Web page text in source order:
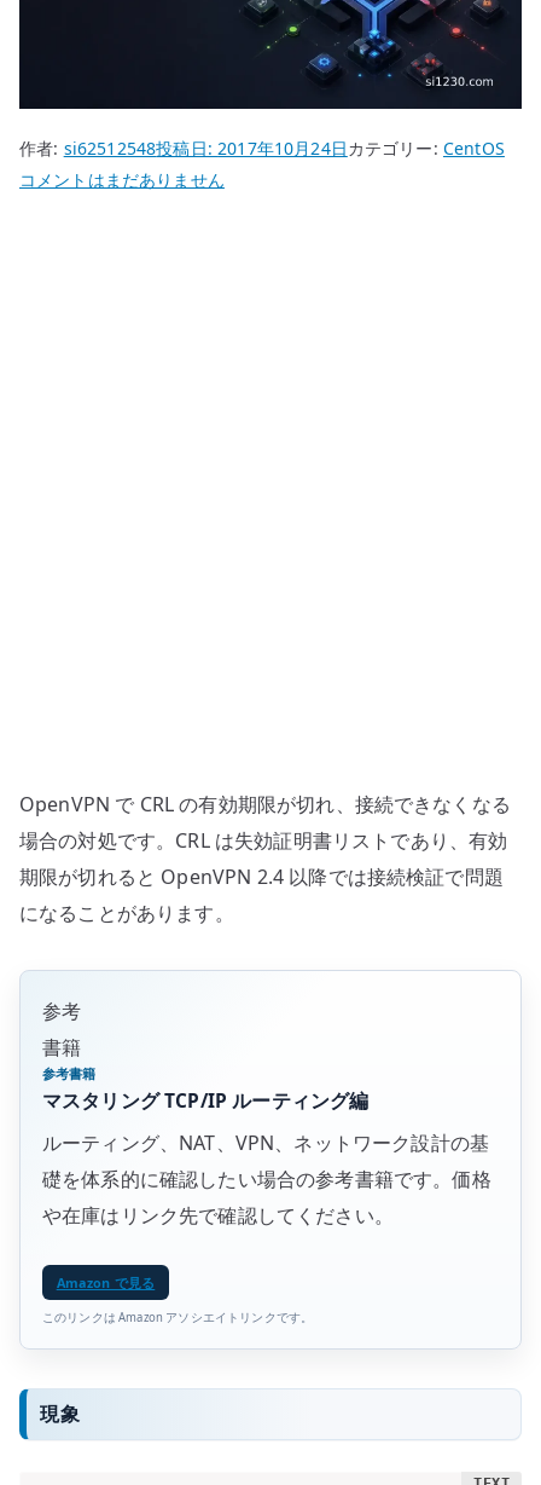
作者: si62512548投稿日:2017年10月24日カテゴリー: CentOS
OpenVPN
へ
の
コメントはまだありません
OpenVPN で CRL の有効期限が切れ、接続できなくなる
場合の対処です。CRL は失効証明書リストであり、有効
期限が切れると OpenVPN 2.4 以降では接続検証で問題
になることがあります。
参考
書籍
参考書籍
マスタリング TCP/IP ルーティング編
ルーティング、NAT、VPN、ネットワーク設計の基
礎を体系的に確認したい場合の参考書籍です。価格
や在庫はリンク先で確認してください。
Amazon で見る
このリンクは Amazon アソシエイトリンクです。
現象